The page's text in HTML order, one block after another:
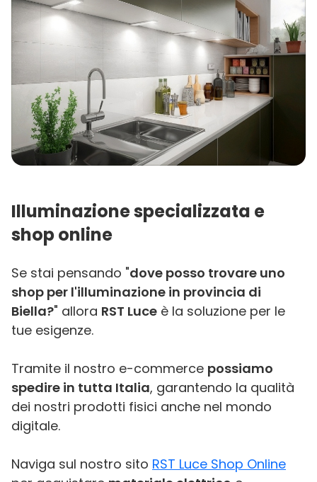
Illuminazione specializzata e
shop online
Se stai pensando "dove posso trovare uno
shop per l'illuminazione in provincia di
Biella?" allora RST Luce è la soluzione per le
tue esigenze.
Tramite il nostro e-commerce possiamo
spedire in tutta Italia, garantendo la qualità
dei nostri prodotti fisici anche nel mondo
digitale.
Naviga sul nostro sito RST Luce Shop Online